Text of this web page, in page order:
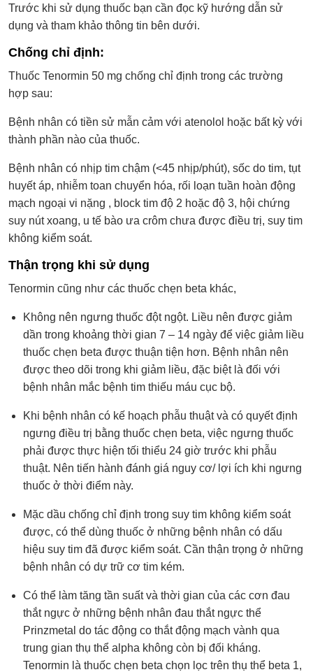
Trước khi sử dụng thuốc bạn cần đọc kỹ hướng dẫn sử
dụng và tham khảo thông tin bên dưới.
Chống chỉ định:
Thuốc Tenormin 50 mg chống chỉ định trong các trường
hợp sau:
Bệnh nhân có tiền sử mẫn cảm với atenolol hoặc bất kỳ với
thành phần nào của thuốc.
Bệnh nhân có nhịp tim chậm (<45 nhịp/phút), sốc do tim, tụt
huyết áp, nhiễm toan chuyển hóa, rối loạn tuần hoàn động
mạch ngoại vi nặng , block tim độ 2 hoặc độ 3, hội chứng
suy nút xoang, u tế bào ưa crôm chưa được điều trị, suy tim
không kiểm soát.
Thận trọng khi sử dụng
Tenormin cũng như các thuốc chẹn beta khác,
Không nên ngưng thuốc đột ngột. Liều nên được giảm
dần trong khoảng thời gian 7 – 14 ngày để việc giảm liều
thuốc chẹn beta được thuận tiện hơn. Bệnh nhân nên
được theo dõi trong khi giảm liều, đặc biệt là đối với
bệnh nhân mắc bệnh tim thiếu máu cục bộ.
Khi bệnh nhân có kế hoạch phẫu thuật và có quyết định
ngưng điều trị bằng thuốc chẹn beta, việc ngưng thuốc
phải được thực hiện tối thiểu 24 giờ trước khi phẫu
thuật. Nên tiến hành đánh giá nguy cơ/ lợi ích khi ngưng
thuốc ở thời điểm này.
Mặc dầu chống chỉ định trong suy tim không kiểm soát
được, có thể dùng thuốc ở những bệnh nhân có dấu
hiệu suy tim đã được kiểm soát. Cần thận trọng ở những
bệnh nhân có dự trữ cơ tim kém.
Có thể làm tăng tần suất và thời gian của các cơn đau
thắt ngực ở những bệnh nhân đau thắt ngực thể
Prinzmetal do tác động co thắt động mạch vành qua
trung gian thụ thể alpha không còn bị đối kháng.
Tenormin là thuốc chẹn beta chọn lọc trên thụ thể beta 1,